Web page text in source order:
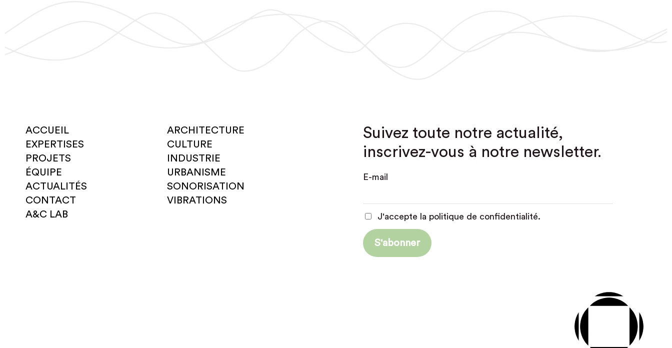
ACCUEIL
EXPERTISES
PROJETS
ÉQUIPE
ACTUALITÉS
CONTACT
A&C LAB
ARCHITECTURE
CULTURE
INDUSTRIE
URBANISME
SONORISATION
VIBRATIONS
Suivez toute notre actualité,
inscrivez-vous à notre newsletter.
E-mail
J'accepte la politique de confidentialité.